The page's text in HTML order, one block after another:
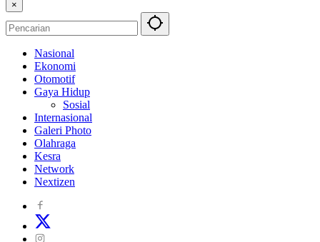
×
Nasional
Ekonomi
Otomotif
Gaya Hidup
Sosial
Internasional
Galeri Photo
Olahraga
Kesra
Network
Nextizen